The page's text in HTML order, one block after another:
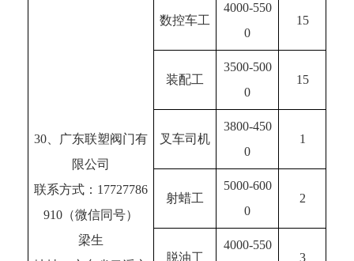
30、广东联塑阀门有
限公司
联系方式：17727786
910（微信同号）
梁生
数控车工
4000-550
0
15
装配工
3500-500
0
15
叉车司机
3800-450
0
1
射蜡工
5000-600
0
2
脱油工
4000-550
3